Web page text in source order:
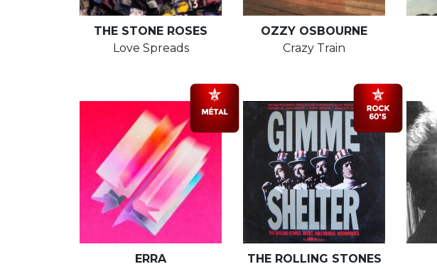
THE STONE ROSES
Love Spreads
OZZY OSBOURNE
Crazy Train
ERRA
THE ROLLING STONES